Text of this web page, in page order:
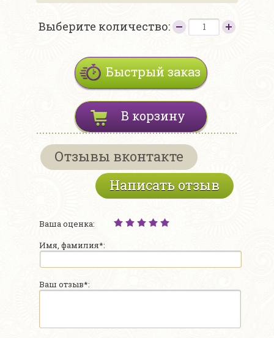
Выберите количество:
Быстрый заказ
В корзину
Отзывы вконтакте
Написать отзыв
Ваша оценка:
Имя, фамилия*:
Ваш отзыв*: